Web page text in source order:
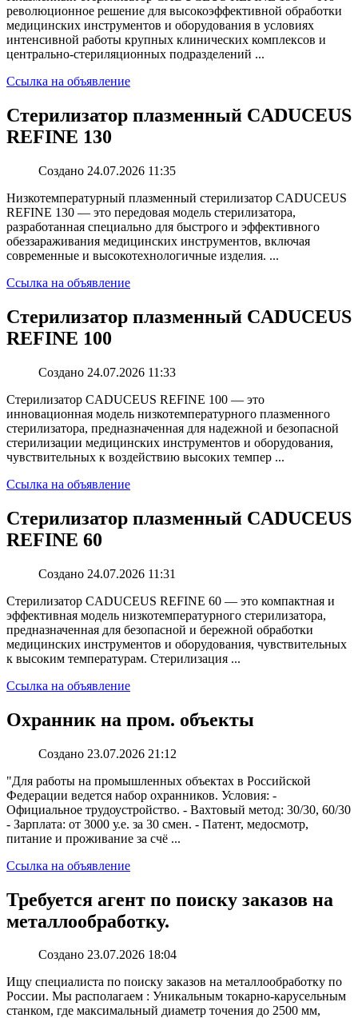
революционное решение для высокоэффективной обработки
медицинских инструментов и оборудования в условиях
интенсивной работы крупных клинических комплексов и
центрально-стериляционных подразделений ...
Ссылка на объявление
Стерилизатор плазменный CADUCEUS
REFINE 130
Создано 24.07.2026 11:35
Низкотемпературный плазменный стерилизатор CADUCEUS
REFINE 130 — это передовая модель стерилизатора,
разработанная специально для быстрого и эффективного
обеззараживания медицинских инструментов, включая
современные и высокотехнологичные изделия. ...
Ссылка на объявление
Стерилизатор плазменный CADUCEUS
REFINE 100
Создано 24.07.2026 11:33
Стерилизатор CADUCEUS REFINE 100 — это
инновационная модель низкотемпературного плазменного
стерилизатора, предназначенная для надежной и безопасной
стерилизации медицинских инструментов и оборудования,
чувствительных к воздействию высоких темпер ...
Ссылка на объявление
Стерилизатор плазменный CADUCEUS
REFINE 60
Создано 24.07.2026 11:31
Стерилизатор CADUCEUS REFINE 60 — это компактная и
эффективная модель низкотемпературного стерилизатора,
предназначенная для безопасной и бережной обработки
медицинских инструментов и оборудования, чувствительных
к высоким температурам. Стерилизация ...
Ссылка на объявление
Охранник на пром. объекты
Создано 23.07.2026 21:12
"Для работы на промышленных объектах в Российской
Федерации ведется набор охранников. Условия: -
Официальное трудоустройство. - Вахтовый метод: 30/30, 60/30
- Зарплата: от 3000 у.е. за 30 смен. - Патент, медосмотр,
питание и проживание за счё ...
Ссылка на объявление
Требуется агент по поиску заказов на
металлообработку.
Создано 23.07.2026 18:04
Ищу специалиста по поиску заказов на металлообработку по
России. Мы располагаем : Уникальным токарно-карусельным
станком, где максимальный диаметр точения до 2500 мм,